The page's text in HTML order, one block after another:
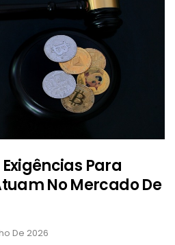
Para
No Mercado De
De 2026